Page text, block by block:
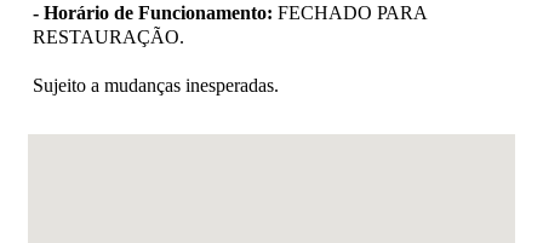
- Horário de Funcionamento: FECHADO PARA
RESTAURAÇÃO.
Sujeito a mudanças inesperadas.